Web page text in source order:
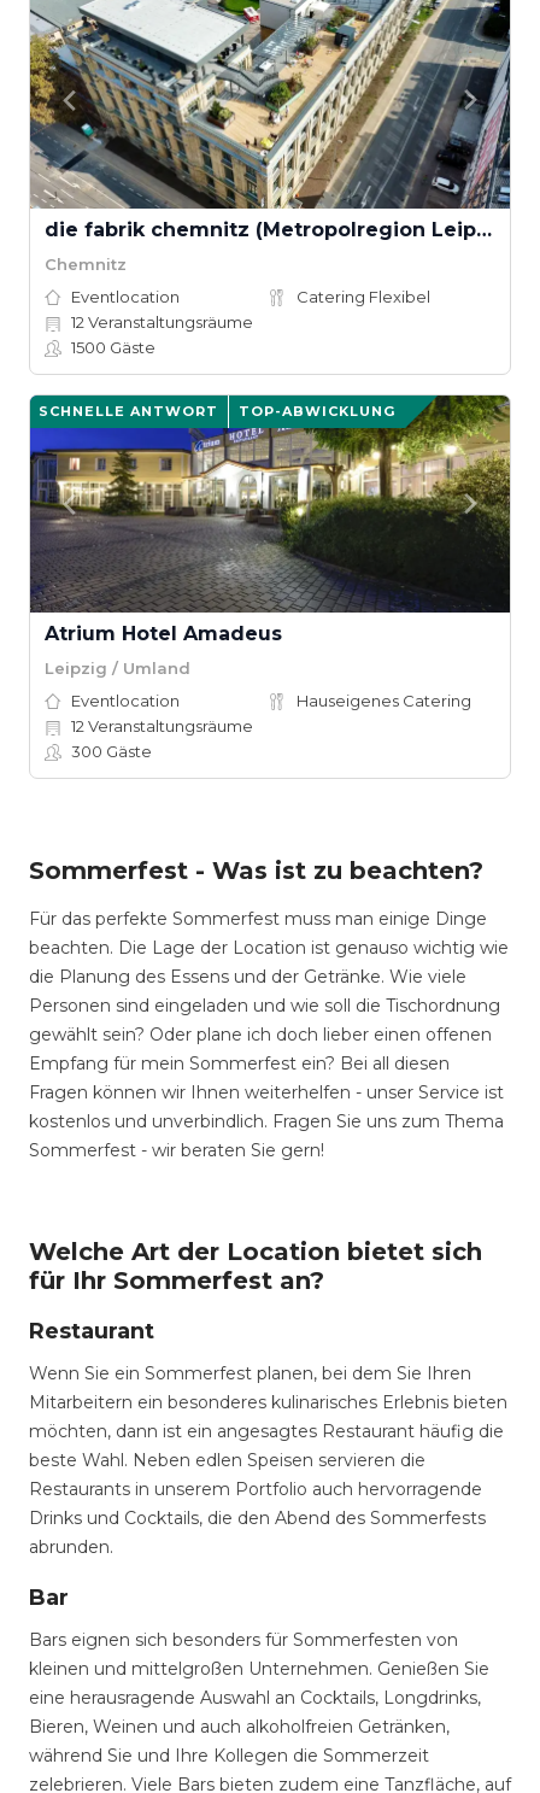
die fabrik chemnitz (Metropolregion Leipzig–Dresden)
Chemnitz
Eventlocation
Catering Flexibel
12 Veranstaltungsräume
1500 Gäste
SCHNELLE ANTWORT TOP-ABWICKLUNG
Atrium Hotel Amadeus
Leipzig / Umland
Eventlocation
Hauseigenes Catering
12 Veranstaltungsräume
300 Gäste
Sommerfest - Was ist zu beachten?
Für das perfekte Sommerfest muss man einige Dinge
beachten. Die Lage der Location ist genauso wichtig wie
die Planung des Essens und der Getränke. Wie viele
Personen sind eingeladen und wie soll die Tischordnung
gewählt sein? Oder plane ich doch lieber einen offenen
Empfang für mein Sommerfest ein? Bei all diesen
Fragen können wir Ihnen weiterhelfen - unser Service ist
kostenlos und unverbindlich. Fragen Sie uns zum Thema
Sommerfest - wir beraten Sie gern!
Welche Art der Location bietet sich
für Ihr Sommerfest an?
Restaurant
Wenn Sie ein Sommerfest planen, bei dem Sie Ihren
Mitarbeitern ein besonderes kulinarisches Erlebnis bieten
möchten, dann ist ein angesagtes Restaurant häufig die
beste Wahl. Neben edlen Speisen servieren die
Restaurants in unserem Portfolio auch hervorragende
Drinks und Cocktails, die den Abend des Sommerfests
abrunden.
Bar
Bars eignen sich besonders für Sommerfesten von
kleinen und mittelgroßen Unternehmen. Genießen Sie
eine herausragende Auswahl an Cocktails, Longdrinks,
Bieren, Weinen und auch alkoholfreien Getränken,
während Sie und Ihre Kollegen die Sommerzeit
zelebrieren. Viele Bars bieten zudem eine Tanzfläche, auf